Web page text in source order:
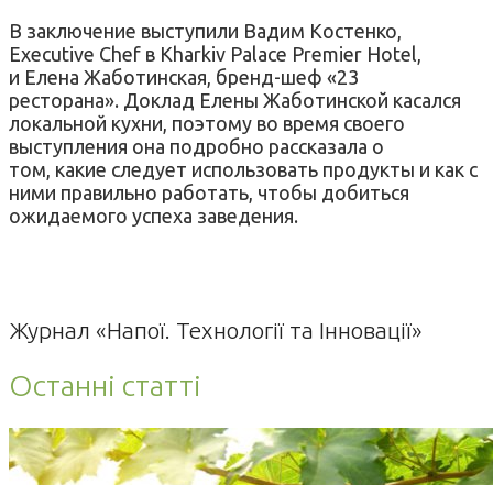
В заключение выступили Вадим Костенко,
Executive Chef в Kharkiv Palace Premier Hotel,
и Елена Жаботинская, бренд-шеф «23
ресторана». Доклад Елены Жаботинской касался
локальной кухни, поэтому во время своего
выступления она подробно рассказала о
том, какие следует использовать продукты и как с
ними правильно работать, чтобы добиться
ожидаемого успеха заведения.
Журнал «Напої. Технології та Інновації»
Останні статті